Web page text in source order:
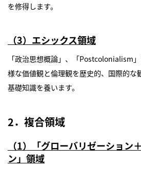
を修得します。
（3）エシックス領域
「政治思想概論」、「Postcolonialism
様な価値観と倫理観を歴史的、国際的な
基礎知識を養います。
2．複合領域
（1）
「グローバリゼーション
ン」領域